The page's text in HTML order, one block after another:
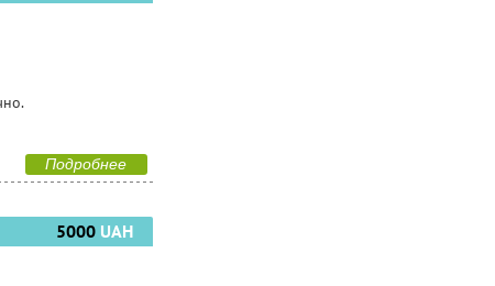
Подробнее
5000UAH